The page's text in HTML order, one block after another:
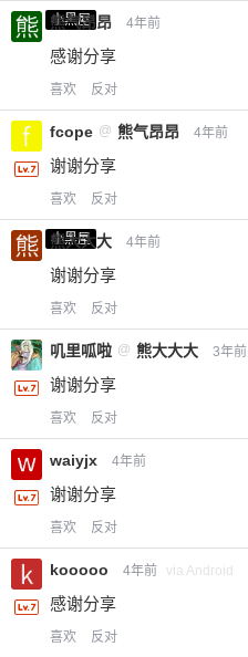
小黑屋
熊气昂昂 4年前
感谢分享
喜欢 反对
fcope @ 熊气昂昂 4年前
谢谢分享
喜欢 反对
小黑屋
熊大大大 4年前
谢谢分享
喜欢 反对
叽里呱啦 @ 熊大大大 3年前
谢谢分享
喜欢 反对
waiyjx 4年前
谢谢分享
喜欢 反对
kooooo 4年前 via Android
感谢分享
喜欢 反对